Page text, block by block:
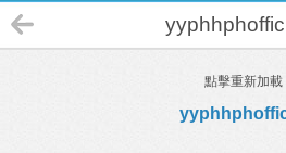
點擊重新加載